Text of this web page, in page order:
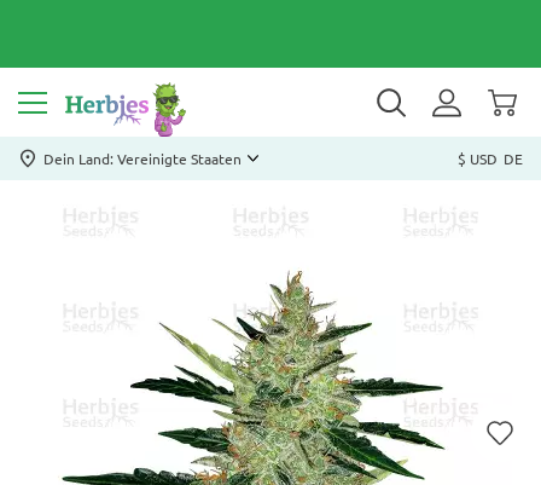
Dein Land: Vereinigte Staaten $ USD DE